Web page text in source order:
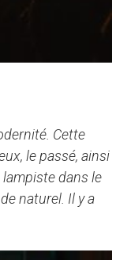
Cette
le passé, ainsi
dans le
naturel. Il y a